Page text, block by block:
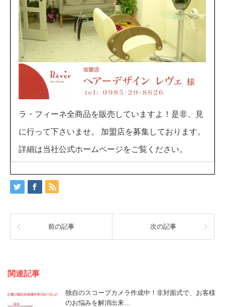
ラ・フィーネ全商品を販売していますよ！是非、見
に行って下さいませ。 加盟店を募集しております。
詳細は当社公式ホームページをご覧ください。
前の記事 次の記事
関連記事
独自のスコープカメラ作成中！非対面式で、お客様
のお悩みを解消出来…